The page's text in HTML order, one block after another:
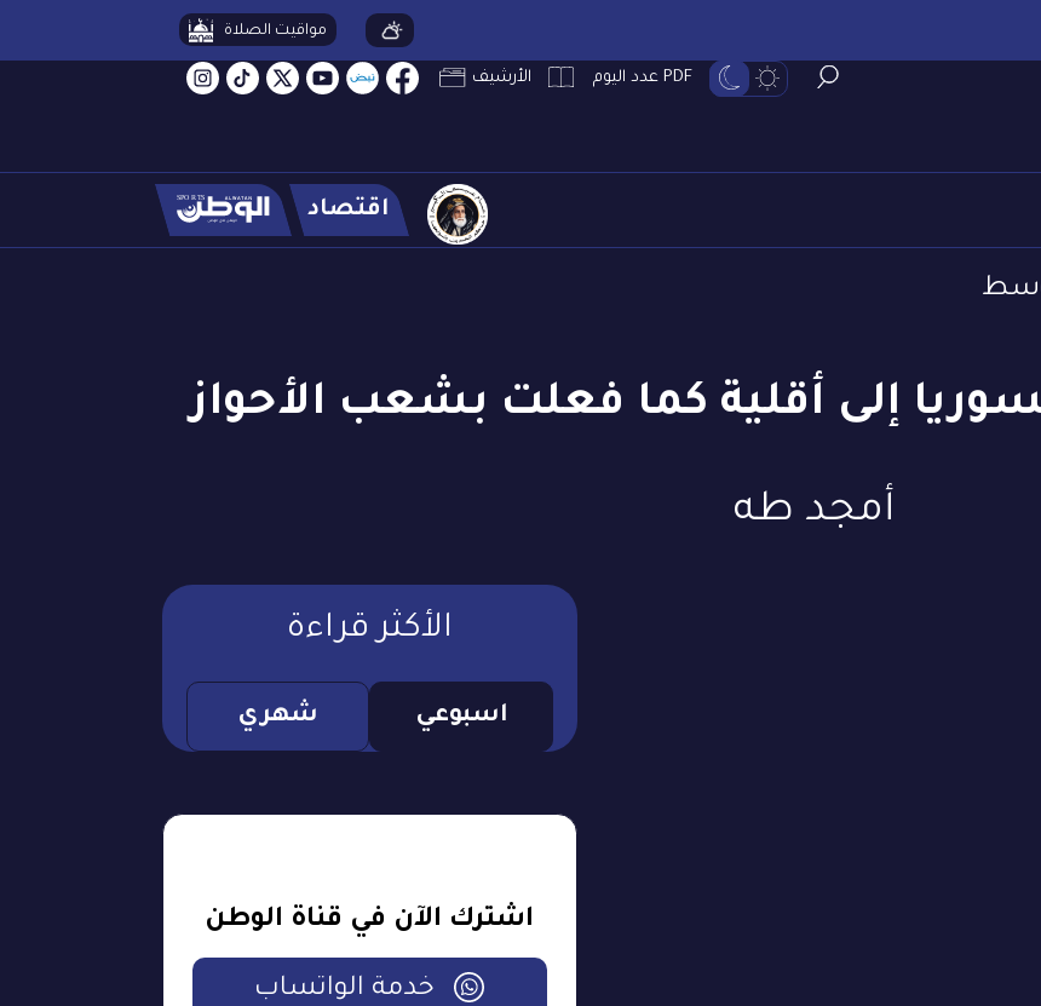
مواقيت الصلاة
PDF عدد اليوم الأرشيف
اقتصاد
إلى أقلية كما فعلت بشعب الأحواز
أمجد طه
الأكثر قراءة
اسبوعي شهري
اشترك الآن في قناة الوطن
خدمة الواتساب